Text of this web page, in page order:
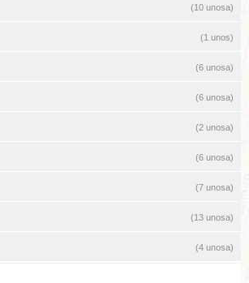
(10 unosa)
(1 unos)
(6 unosa)
(6 unosa)
(2 unosa)
(6 unosa)
(7 unosa)
(13 unosa)
(4 unosa)